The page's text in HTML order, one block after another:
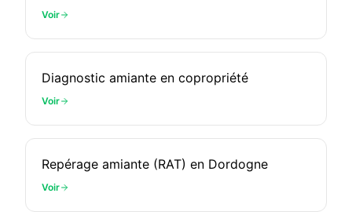
Voir
Diagnostic amiante en copropriété
Voir
Repérage amiante (RAT) en Dordogne
Voir